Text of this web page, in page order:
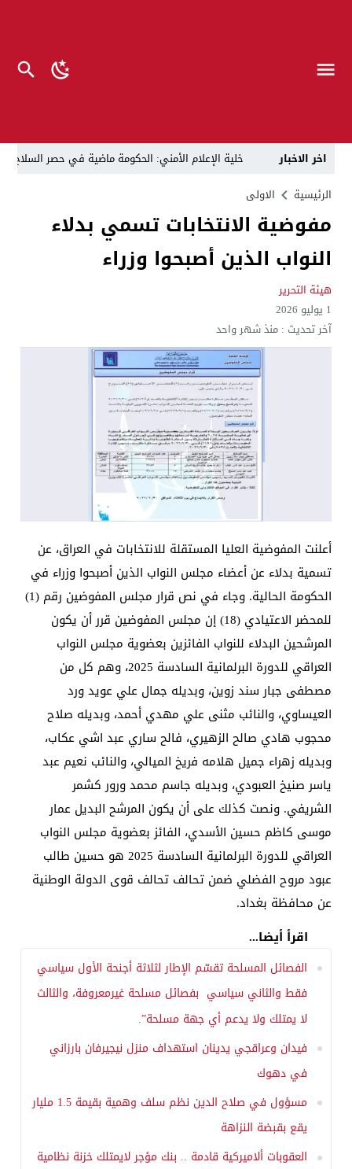
اخر الاخبار
خلية الإعلام الأمني: الحكومة ماضية في حصر السلاح
قراءة نقدية في مرثية الوصل للكاتب عباس
تحت عنوان “أقلام للمأجورين وسقوط في فخ الإفلاس
بينهم ضابطان.. توقيف أربعة منتسبين بشرطة النجف
الرئيسية الاولى
مفوضية الانتخابات تسمي بدلاء
النواب الذين أصبحوا وزراء
هيئة التحرير
1 يوليو 2026
آخر تحديث :منذ شهر واحد
أعلنت المفوضية العليا المستقلة للانتخابات في العراق، عن
تسمية بدلاء عن أعضاء مجلس النواب الذين أصبحوا وزراء في
الحكومة الحالية. وجاء في نص قرار مجلس المفوضين رقم (1)
للمحضر الاعتيادي (18) إن مجلس المفوضين قرر أن يكون
المرشحين البدلاء للنواب الفائزين بعضوية مجلس النواب
العراقي للدورة البرلمانية السادسة 2025، وهم كل من
مصطفى جبار سند زوين، وبديله جمال علي عويد ورد
العيساوي، والنائب مثنى علي مهدي أحمد، وبديله صلاح
محجوب هادي صالح الزهيري، فالح ساري عبد اشي عكاب،
وبديله زهراء جميل هلامه فريخ الميالي، والنائب نعيم عبد
ياسر صنيخ العبودي، وبديله جاسم محمد ورور كشمر
الشريفي. ونصت كذلك على أن يكون المرشح البديل عمار
موسى كاظم حسين الأسدي، الفائز بعضوية مجلس النواب
العراقي للدورة البرلمانية السادسة 2025 هو حسين طالب
عبود مروح الفضلي ضمن تحالف تحالف قوى الدولة الوطنية
عن محافظة بغداد.
اقرأ أيضا...
الفصائل المسلحة تقسّم الإطار لثلاثة أجنحة الأول سياسي
فقط والثاني سياسي بفصائل مسلحة غيرمعروفة، والثالث
لا يمتلك ولا يدعم أي جهة مسلحة”.
فيدان وعراقجي يدينان استهداف منزل نيجيرفان بارزاني
في دهوك
مسؤول في صلاح الدين نظم سلف وهمية بقيمة 1.5 مليار
يقع بقبضة النزاهة
العقوبات ألاميركية قادمة .. بنك مؤجر لايمتلك خزنة نظامية